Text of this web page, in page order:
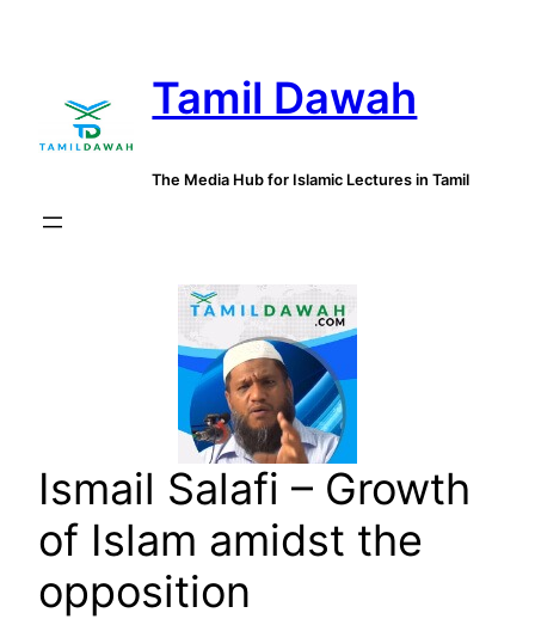
Tamil Dawah
The Media Hub for Islamic Lectures in Tamil
Ismail Salafi – Growth
of Islam amidst the
opposition